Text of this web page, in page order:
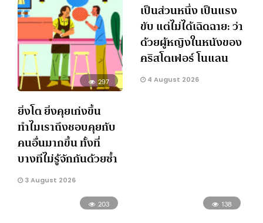
297
ยิ่งโต ยิ่งคุยเก่งขึ้น
ทำไมเราถึงชอบคุยกับ
คนอื่นมากขึ้น ทั้งที่
บางทีไม่รู้จักกันด้วยซ้ำ
3 August 2026
เป็นส่วนหนึ่ง เป็นแรง
ขับ แต่ไม่ได้เฉิดฉาย: ว่า
ด้วยผู้หญิงในหนังของ
คริสโตเฟอร์ โนแลน
4 August 2026
203 138